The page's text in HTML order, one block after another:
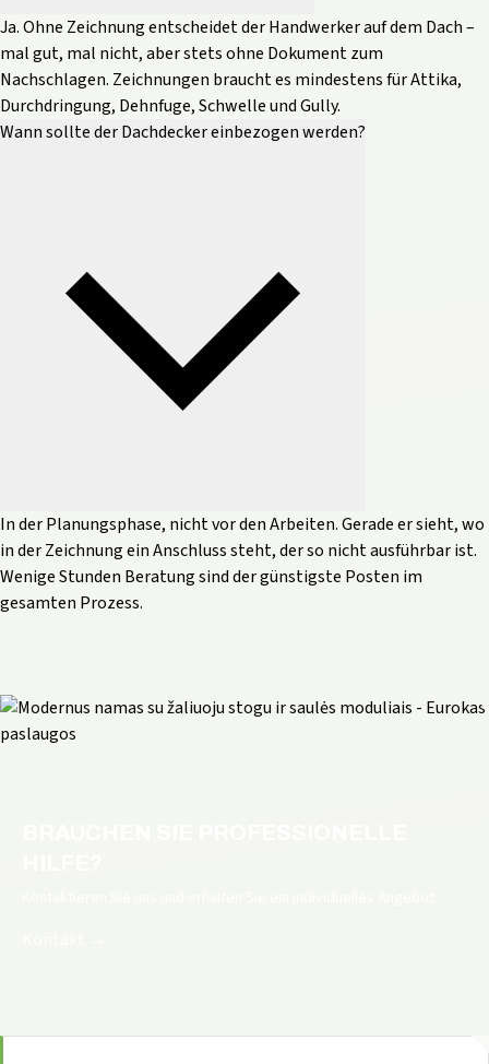
Ja. Ohne Zeichnung entscheidet der Handwerker auf dem Dach –
mal gut, mal nicht, aber stets ohne Dokument zum
Nachschlagen. Zeichnungen braucht es mindestens für Attika,
Durchdringung, Dehnfuge, Schwelle und Gully.
Wann sollte der Dachdecker einbezogen werden?
In der Planungsphase, nicht vor den Arbeiten. Gerade er sieht, wo
in der Zeichnung ein Anschluss steht, der so nicht ausführbar ist.
Wenige Stunden Beratung sind der günstigste Posten im
gesamten Prozess.